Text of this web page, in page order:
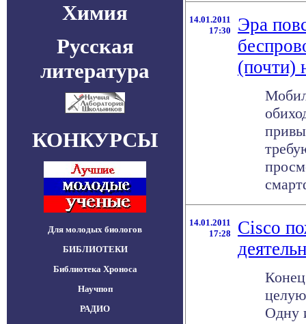
Химия
Русская
литература
КОНКУРСЫ
Для молодых биологов
БИБЛИОТЕКИ
Библиотека Хроноса
Научпоп
РАДИО
14.01.2011
17:30
Эра
(почти)
14.01.2011
17:28
Cisco
Одну